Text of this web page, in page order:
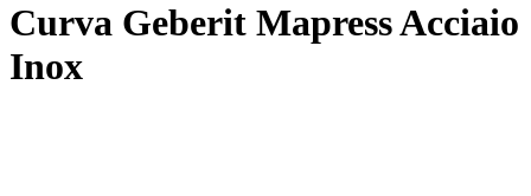
Curva Geberit Mapress Acciaio
Inox